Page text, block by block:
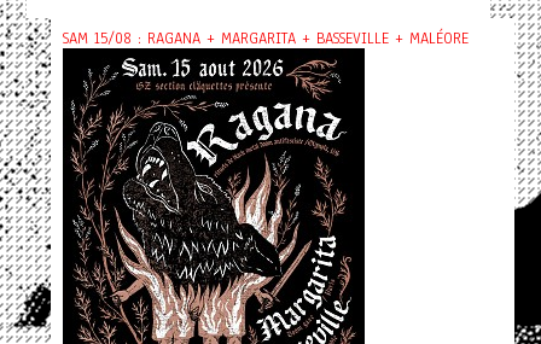
SAM 15/08 : RAGANA + MARGARITA + BASSEVILLE + MALÉORE